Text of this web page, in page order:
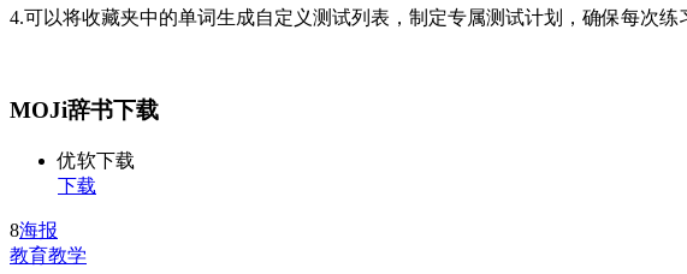
4.可以将收藏夹中的单词生成自定义测试列表，制定专属测试计划，确保每次练
MOJi辞书下载
优软下载
下载
8海报
教育教学